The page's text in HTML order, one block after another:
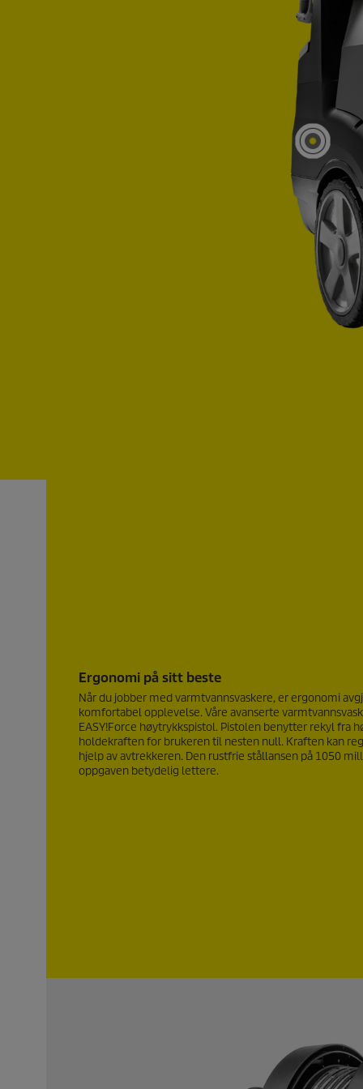
Ergonomi på sitt beste
Når du jobber med varmtvannsvaskere, er ergonomi
komfortabel opplevelse. Våre avanserte
EASY!Force høytrykkspistol. Pistolen benytter rekyl fra
holdekraften for brukeren til nesten null. Kraften kan
hjelp av avtrekkeren. Den rustfrie stållansen på 1050
oppgaven betydelig lettere.